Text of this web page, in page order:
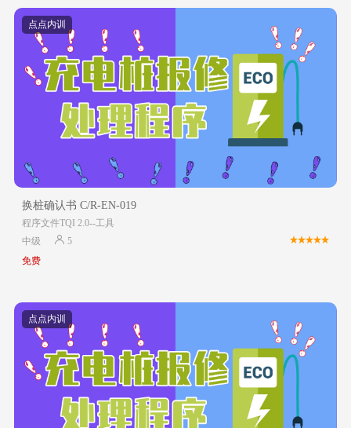
点点内训
换桩确认书 C/R-EN-019
程序文件TQI 2.0--工具
中级
5
免费
点点内训